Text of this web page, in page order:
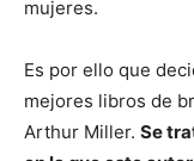
mujeres.
Es por ello que
mejores libros de
Arthur Miller. Se